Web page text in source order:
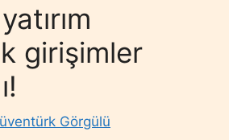
girişimler
Görgülü